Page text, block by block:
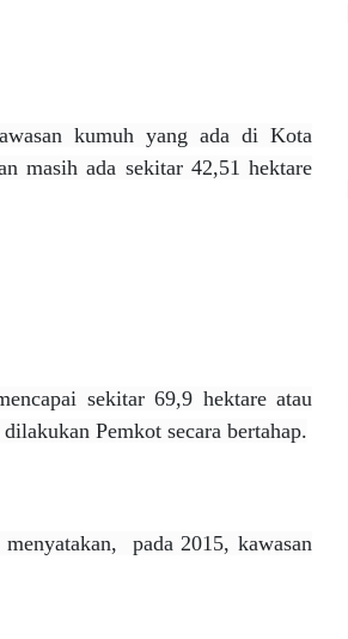
kumuh yang ada di Kota
masih ada sekitar 42,51 hektare
sekitar 69,9 hektare atau
Pemkot secara bertahap.
pada 2015, kawasan